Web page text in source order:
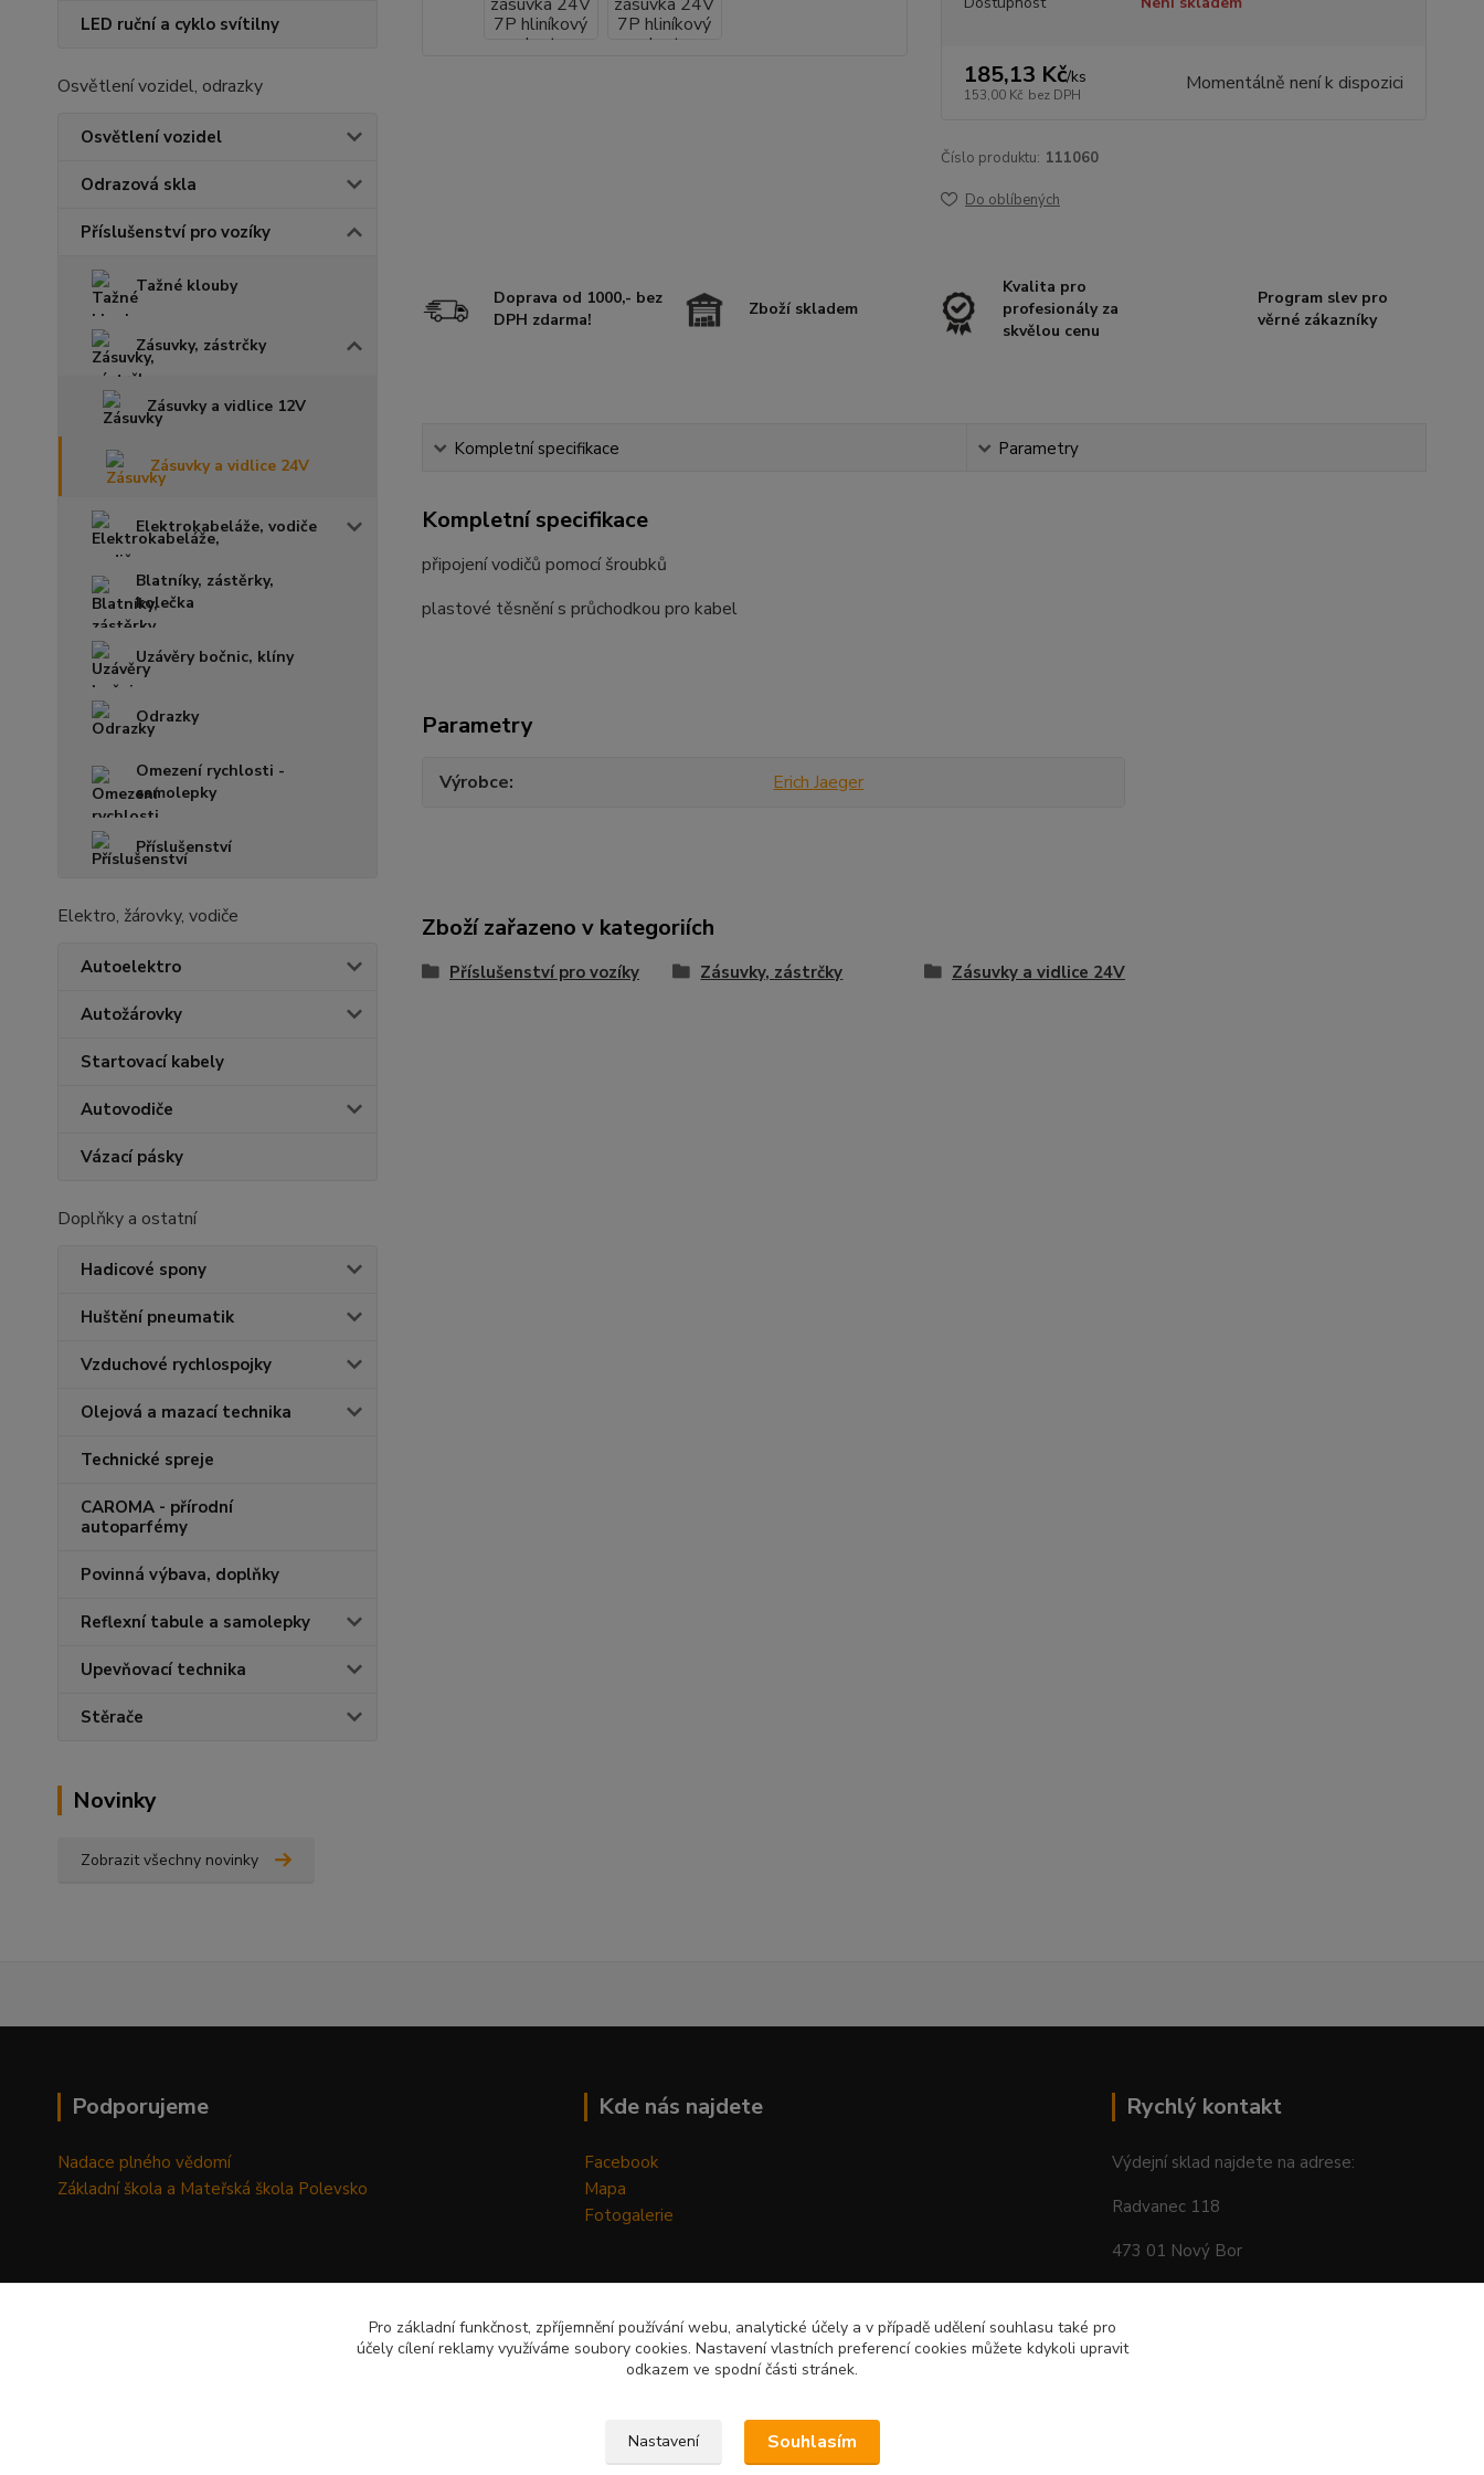
LED ruční a cyklo svítilny
Osvětlení vozidel, odrazky
Osvětlení vozidel
Odrazová skla
Příslušenství pro vozíky
Tažné klouby
Zásuvky, zástrčky
Zásuvky a vidlice 12V
Zásuvky a vidlice 24V
Elektrokabeláže, vodiče
Blatníky, zástěrky,
kolečka
Uzávěry bočnic, klíny
Odrazky
Omezení rychlosti -
samolepky
Příslušenství
Elektro, žárovky, vodiče
Autoelektro
Autožárovky
Startovací kabely
Autovodiče
Vázací pásky
Doplňky a ostatní
Hadicové spony
Huštění pneumatik
Vzduchové rychlospojky
Olejová a mazací technika
Technické spreje
CAROMA - přírodní
autoparfémy
Povinná výbava, doplňky
Reflexní tabule a samolepky
Upevňovací technika
Stěrače
Novinky
Zobrazit všechny novinky
185,13 Kč/ks
153,00 Kč bez DPH Momentálně není k dispozici
Číslo produktu: 111060
Do oblíbených
Doprava od 1000,- bez
DPH zdarma!
Zboží skladem
Kvalita pro
profesionály za
skvělou cenu
Program slev pro
věrné zákazníky
Kompletní specifikace Parametry
Kompletní specifikace
připojení vodičů pomocí šroubků
plastové těsnění s průchodkou pro kabel
Parametry
Výrobce Erich Jaeger
Zboží zařazeno v kategoriích
Příslušenství pro vozíky Zásuvky, zástrčky Zásuvky a vidlice 24V
Podporujeme
Nadace plného vědomí
Základní škola a Mateřská škola Polevsko
Kde nás najdete
Facebook
Mapa
Fotogalerie
Rychlý kontakt
Výdejní sklad najdete na adrese:
Radvanec 118
473 01 Nový Bor
Upravit sběr cookies.
Pro základní funkčnost, zpříjemnění používání webu, analytické účely a v případě udělení souhlasu také pro
účely cílení reklamy využíváme soubory cookies. Nastavení vlastních preferencí cookies můžete kdykoli upravit
odkazem ve spodní části stránek.
Nastavení Souhlasím